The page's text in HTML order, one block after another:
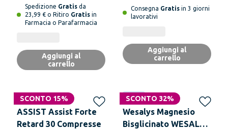
Spedizione Gratis da
23,99 € o Ritiro Gratis in
Farmacia o Parafarmacia
Aggiungi al
carrello
Consegna Gratis in 3 giorni
lavorativi
Aggiungi al
carrello
SCONTO 15%
ASSIST Assist Forte
Retard 30 Compresse
SCONTO 32%
Novità
Wesalys Magnesio
Bisglicinato WESALYS